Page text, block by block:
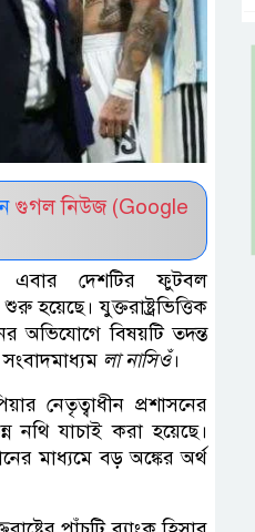
গুগল নিউজ (Google
এবার দেশটির ফুটবল
যুক্তরাষ্ট্রভিত্তিক
অভিযোগে বিষয়টি তদন্ত
লা নাসিওঁ।
নেতৃত্বাধীন প্রশাসনের
নথি যাচাই করা হয়েছে।
মাধ্যমে বড় অঙ্কের অর্থ